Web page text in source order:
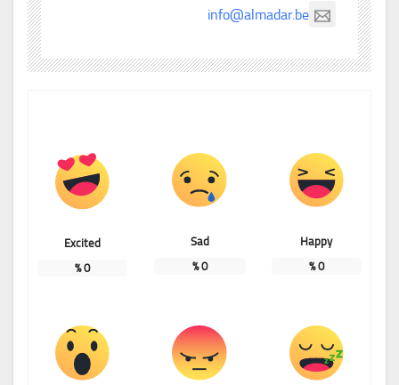
info@almadar.be
Happy
0
%
Sad
0
%
Excited
0
%